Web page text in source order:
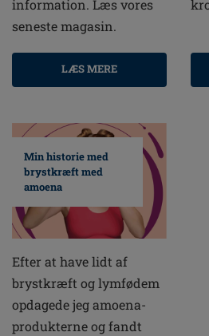
information. Læs vores
seneste magasin.
LÆS MERE
Min historie med
brystkræft med
amoena
Efter at have lidt af
brystkræft og lymfødem
opdagede jeg amoena-
produkterne og fandt